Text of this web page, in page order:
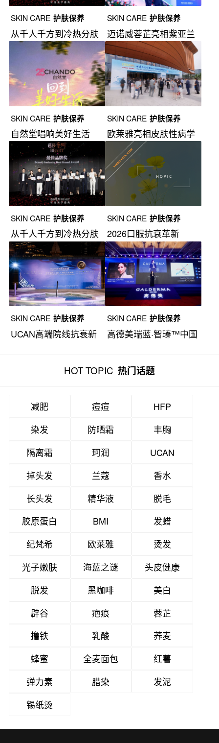
SKIN CARE 护肤保养
从千人千方到冷热分肤
SKIN CARE 护肤保养
迈诺威蓉芷亮相紫亚兰
大会
SKIN CARE 护肤保养
自然堂唱响美好生活
SKIN CARE 护肤保养
欧莱雅亮相皮肤性病学
术年会
SKIN CARE 护肤保养
从千人千方到冷热分肤
SKIN CARE 护肤保养
2026口服抗衰革新
SKIN CARE 护肤保养
UCAN高端院线抗衰新
SKIN CARE 护肤保养
高德美瑞蓝·智瑧™中国
HOT TOPIC 热门话题
减肥 痘痘
HFP
染发
防晒霜
丰胸
隔离霜
珂润
UCAN
掉头发
兰蔻
香水
长头发
精华液
脱毛
胶原蛋白
BMI
发蜡
纪梵希
欧莱雅
烫发
光子嫩肤
海蓝之谜
头皮健康
脱发
黑咖啡
美白
辟谷
疤痕
蓉芷
撸铁
乳酸
荞麦
蜂蜜
全麦面包
红薯
弹力素
腊染
发泥
锡纸烫